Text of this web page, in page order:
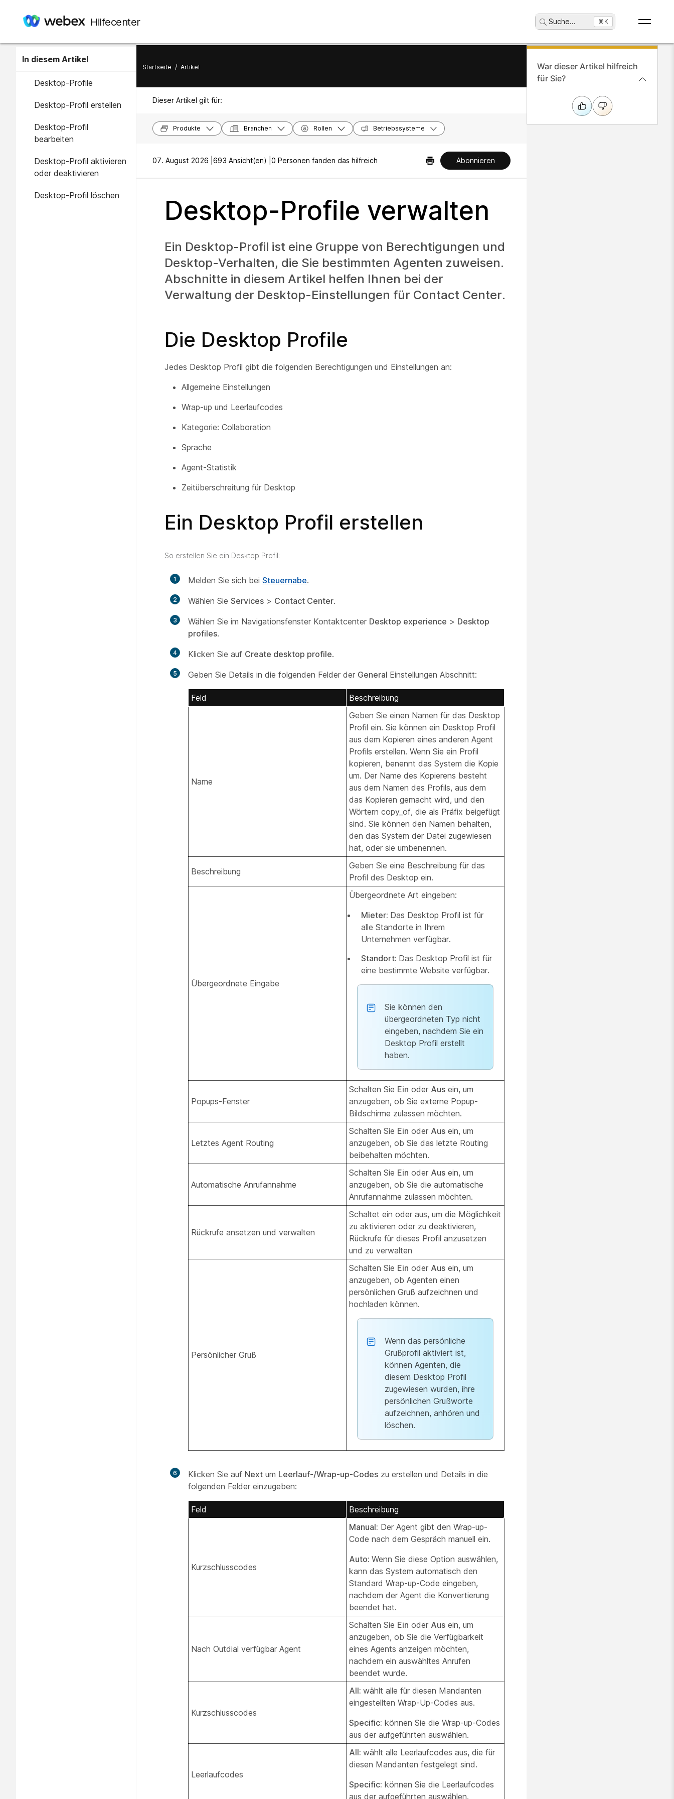
Hilfecenter Suche... ⌘K
In diesem Artikel
Desktop-Profile
Desktop-Profil erstellen
Desktop-Profil
bearbeiten
Desktop-Profil aktivieren
oder deaktivieren
Desktop-Profil löschen
Startseite / Artikel
Dieser Artikel gilt für:
Produkte Branchen Rollen Betriebssysteme
07. August 2026 | 693 Ansicht(en) | 0 Personen fanden das hilfreich Abonnieren
Desktop-Profile verwalten
Ein Desktop-Profil ist eine Gruppe von Berechtigungen und
Desktop-Verhalten, die Sie bestimmten Agenten zuweisen.
Abschnitte in diesem Artikel helfen Ihnen bei der
Verwaltung der Desktop-Einstellungen für Contact Center.
Die Desktop Profile
Jedes Desktop Profil gibt die folgenden Berechtigungen und Einstellungen an:
Allgemeine Einstellungen
Wrap-up und Leerlaufcodes
Kategorie: Collaboration
Sprache
Agent-Statistik
Zeitüberschreitung für Desktop
Ein Desktop Profil erstellen
So erstellen Sie ein Desktop Profil:
1 Melden Sie sich bei Steuernabe.
2 Wählen Sie Services > Contact Center.
3 Wählen Sie im Navigationsfenster Kontaktcenter Desktop experience > Desktop
profiles.
4 Klicken Sie auf Create desktop profile.
5 Geben Sie Details in die folgenden Felder der General Einstellungen Abschnitt:
Feld Beschreibung
Name
Geben Sie einen Namen für das Desktop
Profil ein. Sie können ein Desktop Profil
aus dem Kopieren eines anderen Agent
Profils erstellen. Wenn Sie ein Profil
kopieren, benennt das System die Kopie
um. Der Name des Kopierens besteht
aus dem Namen des Profils, aus dem
das Kopieren gemacht wird, und den
Wörtern copy_of, die als Präfix beigefügt
sind. Sie können den Namen behalten,
den das System der Datei zugewiesen
hat, oder sie umbenennen.
Beschreibung
Geben Sie eine Beschreibung für das
Profil des Desktop ein.
Übergeordnete Eingabe
Übergeordnete Art eingeben:
Mieter: Das Desktop Profil ist für
alle Standorte in Ihrem
Unternehmen verfügbar.
Standort: Das Desktop Profil ist für
eine bestimmte Website verfügbar.
Sie können den
übergeordneten Typ nicht
eingeben, nachdem Sie ein
Desktop Profil erstellt
haben.
Popups-Fenster
Schalten Sie Ein oder Aus ein, um
anzugeben, ob Sie externe Popup-
Bildschirme zulassen möchten.
Letztes Agent Routing
Schalten Sie Ein oder Aus ein, um
anzugeben, ob Sie das letzte Routing
beibehalten möchten.
Automatische Anrufannahme
Schalten Sie Ein oder Aus ein, um
anzugeben, ob Sie die automatische
Anrufannahme zulassen möchten.
Rückrufe ansetzen und verwalten
Schaltet ein oder aus, um die Möglichkeit
zu aktivieren oder zu deaktivieren,
Rückrufe für dieses Profil anzusetzen
und zu verwalten
Persönlicher Gruß
Schalten Sie Ein oder Aus ein, um
anzugeben, ob Agenten einen
persönlichen Gruß aufzeichnen und
hochladen können.
Wenn das persönliche
Grußprofil aktiviert ist,
können Agenten, die
diesem Desktop Profil
zugewiesen wurden, ihre
persönlichen Grußworte
aufzeichnen, anhören und
löschen.
6 Klicken Sie auf Next um Leerlauf-/Wrap-up-Codes zu erstellen und Details in die
folgenden Felder einzugeben:
Feld Beschreibung
Kurzschlusscodes
Manual: Der Agent gibt den Wrap-up-
Code nach dem Gespräch manuell ein.
Auto: Wenn Sie diese Option auswählen,
kann das System automatisch den
Standard Wrap-up-Code eingeben,
nachdem der Agent die Konvertierung
beendet hat.
Nach Outdial verfügbar Agent
Schalten Sie Ein oder Aus ein, um
anzugeben, ob Sie die Verfügbarkeit
eines Agents anzeigen möchten,
nachdem ein auswähltes Anrufen
beendet wurde.
Kurzschlusscodes
All: wählt alle für diesen Mandanten
eingestellten Wrap-Up-Codes aus.
Specific: können Sie die Wrap-up-Codes
aus der aufgeführten auswählen.
Leerlaufcodes
All: wählt alle Leerlaufcodes aus, die für
diesen Mandanten festgelegt sind.
Specific: können Sie die Leerlaufcodes
aus der aufgeführten auswählen.
War dieser Artikel hilfreich
für Sie?